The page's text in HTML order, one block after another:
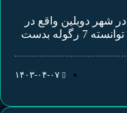
بروکر آوا ترید (avatrade) در سال 2006 در شهر دوبلین واقع در
کشور ایرلند افتتاح شده است و تاکنون توانسته 7 رگوله بدست
۱۴۰۳-۰۴-۰۷